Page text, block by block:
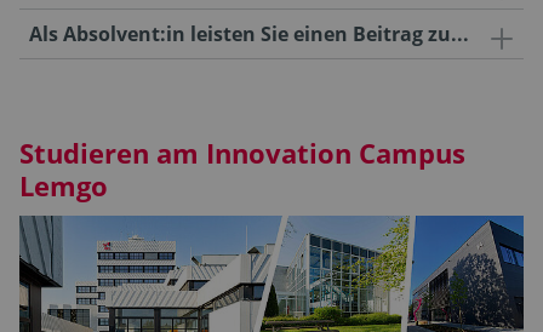
Als Absolvent:in leisten Sie einen Beitrag zu...
Studieren am Innovation Campus
Lemgo